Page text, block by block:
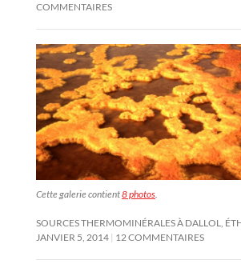
COMMENTAIRES
Cette galerie contient8 photos
SOURCES THERMOMINÉRALES À DALLOL,
JANVIER 5, 2014 12 COMMENTAIRES